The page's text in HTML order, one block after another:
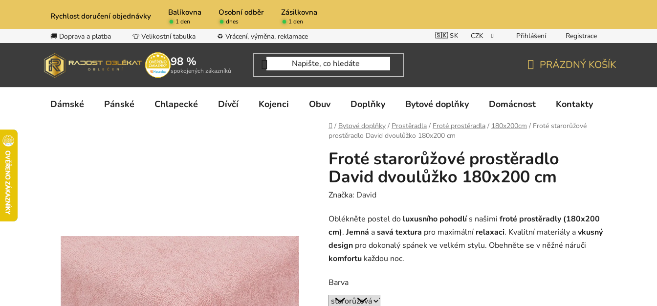
obsah
Rychlost doručení objednávky Balíkovna Osobní odběr Zásilkovna
1 den dnes 1 den
🚚 Doprava a platba 👕 Velikostní tabulka ♻️ Vrácení, výměna, reklamace 🇸🇰 SK CZK Přihlášení Registrace
98 %
spokojených zákazníků
KOŠÍK
PRÁZDNÝ KOŠÍK
Dámské Pánské Chlapecké Dívčí Kojenci Obuv Doplňky Bytové doplňky Domácnost Kontakty
Domů
/ Bytové doplňky / Prostěradla / Froté prostěradla / 180x200cm / Froté starorůžové
prostěradlo David dvoulůžko 180x200 cm
Froté starorůžové prostěradlo
David dvoulůžko 180x200 cm
Značka: David
Oblékněte postel do luxusního pohodlís našimi froté prostěradly (180x200
cm). Jemná asavá textura pro maximální relaxaci. Kvalitní materiály avkusný
design pro dokonalý spánek ve velkém stylu. Obehněte se v něžné náruči
komfortu každou noc.
Barva